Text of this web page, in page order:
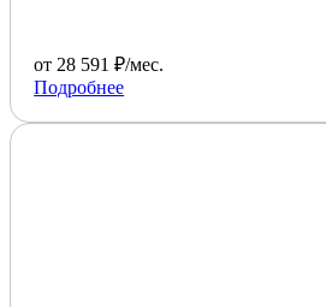
от 28 591 ₽/мес.
Подробнее